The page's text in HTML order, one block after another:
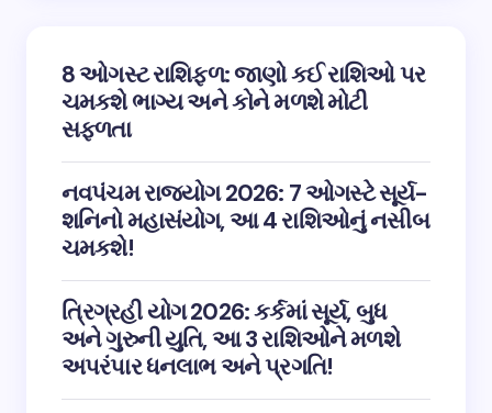
8 ઓગસ્ટ રાશિફળ: જાણો કઈ રાશિઓ પર
ચમકશે ભાગ્ય અને કોને મળશે મોટી
સફળતા
નવપંચમ રાજયોગ 2026: 7 ઓગસ્ટે સૂર્ય-
શનિનો મહાસંયોગ, આ 4 રાશિઓનું નસીબ
ચમકશે!
ત્રિગ્રહી યોગ 2026: કર્કમાં સૂર્ય, બુધ
અને ગુરુની યુતિ, આ 3 રાશિઓને મળશે
અપરંપાર ધનલાભ અને પ્રગતિ!